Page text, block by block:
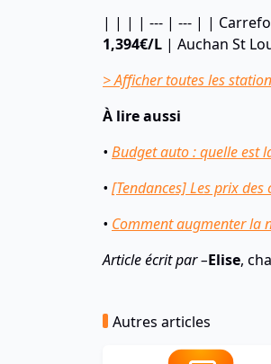
| | | | --- | --- | |
1,394€/L | Auchan St
> Afficher toutes les
À lire aussi
• Budget auto : quelle est
• [Tendances] Les prix
• Comment augmenter la
Article écrit par –Elise,
Autres articles